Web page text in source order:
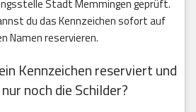
Stadt Memmingen geprüft.
du das Kennzeichen sofort auf
Namen reservieren.
Kennzeichen reserviert und
noch die Schilder?